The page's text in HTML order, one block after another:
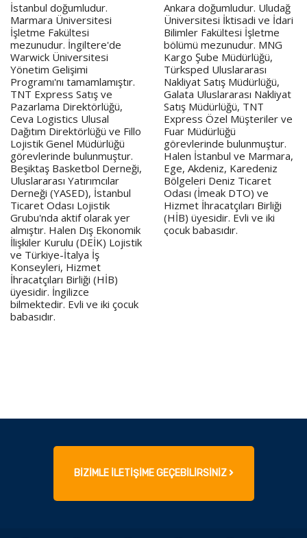
İstanbul doğumludur.
Marmara Üniversitesi
İşletme Fakültesi
mezunudur. İngiltere'de
Warwick Üniversitesi
Yönetim Gelişimi
Programı'nı tamamlamıştır.
TNT Express Satış ve
Pazarlama Direktörlüğü,
Ceva Logistics Ulusal
Dağıtım Direktörlüğü ve Fillo
Lojistik Genel Müdürlüğü
görevlerinde bulunmuştur.
Beşiktaş Basketbol Derneği,
Uluslararası Yatırımcılar
Derneği (YASED), İstanbul
Ticaret Odası Lojistik
Grubu'nda aktif olarak yer
almıştır. Halen Dış Ekonomik
İlişkiler Kurulu (DEİK) Lojistik
ve Türkiye-İtalya İş
Konseyleri, Hizmet
İhracatçıları Birliği (HİB)
üyesidir. İngilizce
bilmektedir. Evli ve iki çocuk
babasıdır.
Ankara doğumludur. Uludağ
Üniversitesi İktisadi ve İdari
Bilimler Fakültesi İşletme
bölümü mezunudur. MNG
Kargo Şube Müdürlüğü,
Türksped Uluslararası
Nakliyat Satış Müdürlüğü,
Galata Uluslararası Nakliyat
Satış Müdürlüğü, TNT
Express Özel Müşteriler ve
Fuar Müdürlüğü
görevlerinde bulunmuştur.
Halen İstanbul ve Marmara,
Ege, Akdeniz, Karedeniz
Bölgeleri Deniz Ticaret
Odası (İmeak DTO) ve
Hizmet İhracatçıları Birliği
(HİB) üyesidir. Evli ve iki
çocuk babasıdır.
BİZİMLE İLETİŞİME GEÇEBİLİRSİNİZ